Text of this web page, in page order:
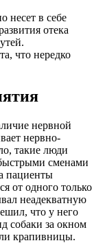
несет в себе
отека
что нередко
нервной
нервно-
такие люди
сменами
пациенты
от одного только
неадекватную
что у него
собаки за окном
крапивницы.